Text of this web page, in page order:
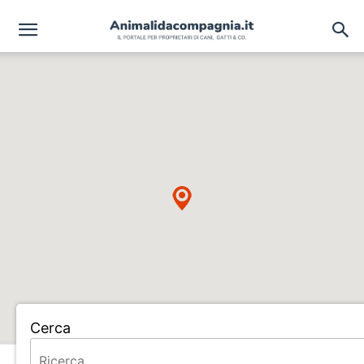
Cerca
Home ALLEVAMENTO